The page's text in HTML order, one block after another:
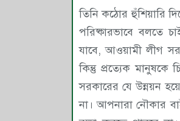
তিনি কঠোর হুঁশিয়ারি
পরিষ্কারভাবে বলতে
যাবে, আওয়ামী লীগ
কিন্তু প্রত্যেক মানুষকে
সরকারের যে উন্নয়ন
না। আপনারা নৌকার